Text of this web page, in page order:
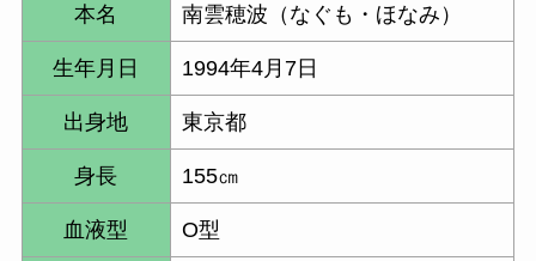
本名 南雲穂波（なぐも・ほなみ）
生年月日 1994年4月7日
出身地 東京都
身長 155㎝
血液型 O型